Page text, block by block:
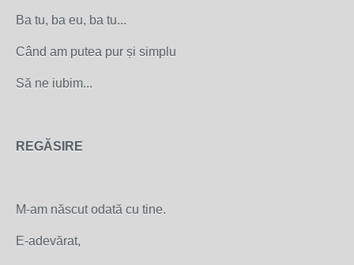
Ba tu, ba eu, ba tu...
Când am putea pur și simplu
Să ne iubim...
REGĂSIRE
M-am născut odată cu tine.
E-adevărat,